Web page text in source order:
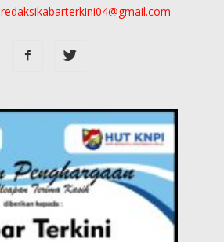
redaksikabarterkini04@gmail.com